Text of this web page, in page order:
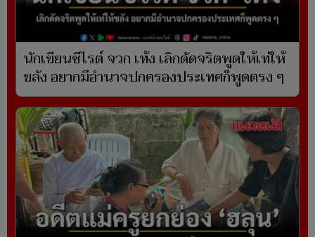
นักเขียนซีไรต์ จวก เท้ง เลิกดัดจริตพูดให้เท่ให้
ขลัง อยากมีอำนาจปกครองประเทศก็พูดตรง ๆ